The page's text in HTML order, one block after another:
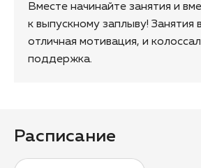
Вместе начинайте занятия и
к выпускному заплыву! Занятия
отличная мотивация, и
поддержка.
Расписание